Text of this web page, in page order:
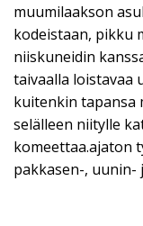
muumilaakson
kodeistaan, pikku
niiskuneidin
taivaalla loistavaa
kuitenkin tapansa
selälleen niitylle
komeettaa.ajaton
pakkasen-, uunin-